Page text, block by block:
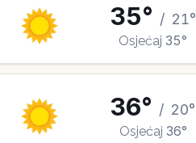
35° / 21°
Osjećaj 35°
36° / 20°
Osjećaj 36°